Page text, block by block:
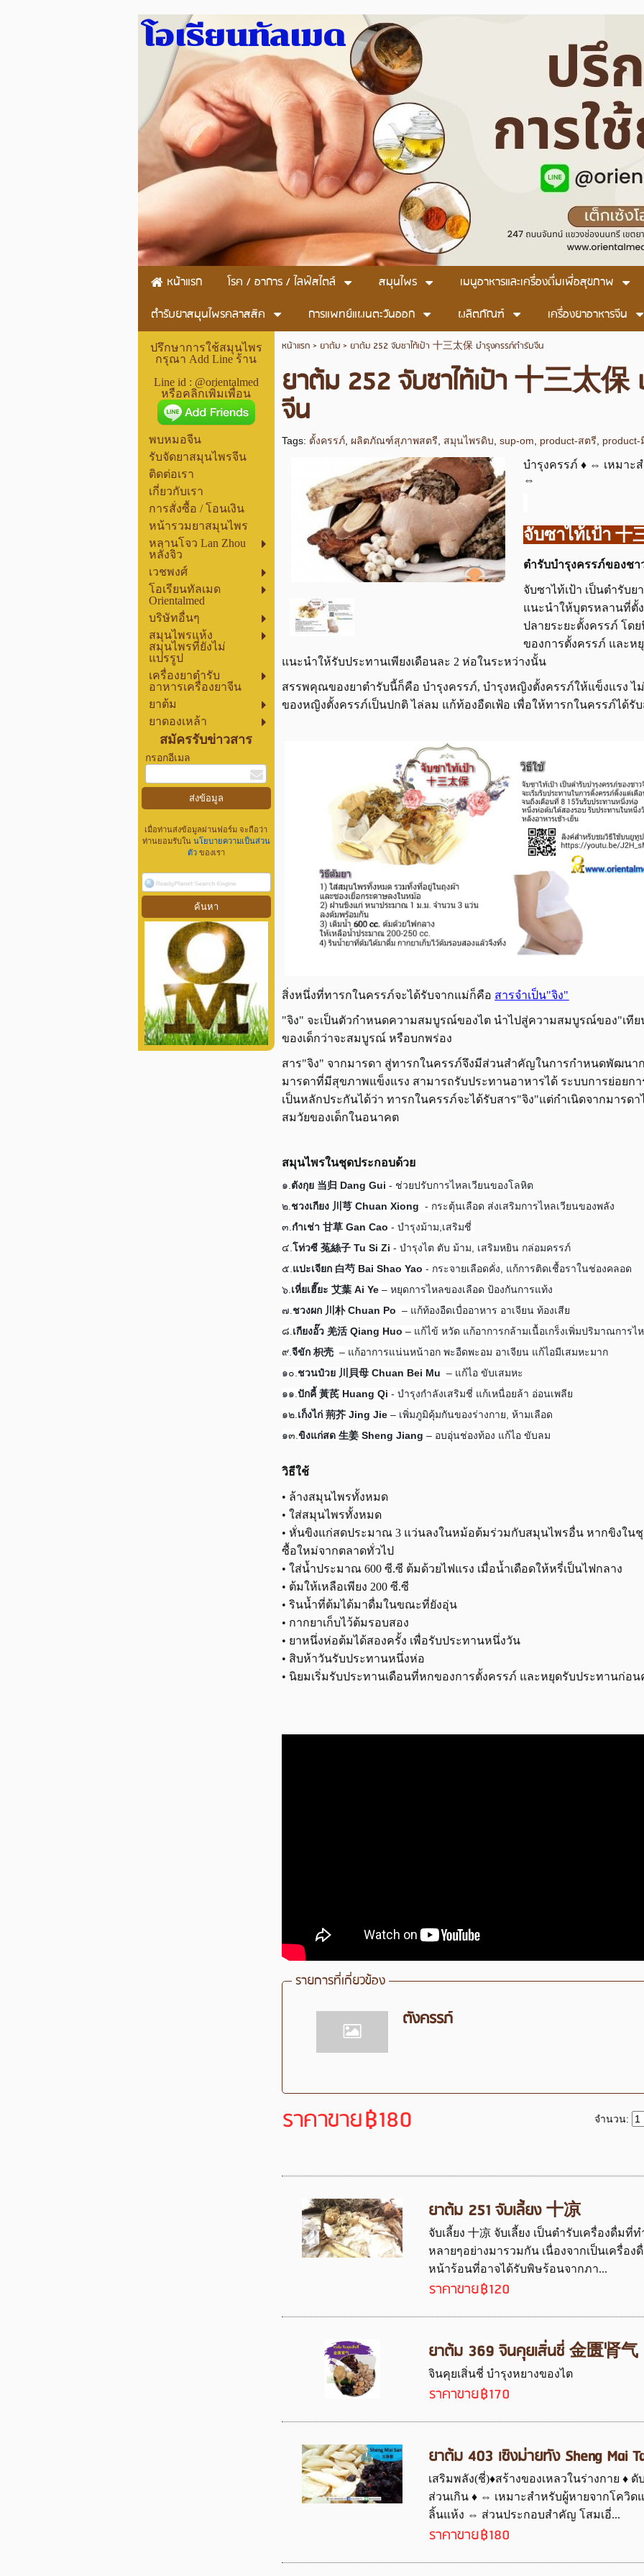
โอเรียนทัลเมด
หน้าแรก โรค / อาการ / ไลฟ์สไตล์ สมุนไพร เมนูอาหารและเครื่องดื่มเพื่อสุขภาพ
ตำรับยาสมุนไพรคลาสสิค
การแพทย์แผนตะวันออก ผลิตภัณฑ์ เครื่องยาอาหารจีน
ปรึกษาการใช้สมุนไพร
กรุณา Add Line ร้าน
Line id : @orientalmed
หรือคลิกเพิ่มเพื่อน
พบหมอจีน
รับจัดยาสมุนไพรจีน
ติดต่อเรา
เกี่ยวกับเรา
การสั่งซื้อ / โอนเงิน
หน้ารวมยาสมุนไพร
หลานโจว Lan Zhou
หลั่งจิว
เวชพงศ์
โอเรียนทัลเมด
Orientalmed
บริษัทอื่นๆ
สมุนไพรแห้ง
สมุนไพรที่ยังไม่
แปรรูป
เครื่องยาตำรับ
อาหารเครื่องยาจีน
ยาต้ม
ยาดองเหล้า
สมัครรับข่าวสาร
กรอกอีเมล
เมื่อท่านส่งข้อมูลผ่านฟอร์ม จะถือว่า
ท่านยอมรับในนโยบายความเป็นส่วน
ตัว ของเรา
หน้าแรก> ยาต้ม> ยาต้ม 252 จับซาไท้เป้า 十三太保 บำรุงครรภ์ตำรับจีน
ยาต้ม 252 จับซาไท้เป้า 十三太保
จีน
Tags: ตั้งครรภ์ ผลิตภัณฑ์สุภาพสตรี สมุนไพรดิบ ,sup-om product-สตรี
บำรุงครรภ์ ♦ ⇔ เหมาะ
⇔
จับซาไท้เป้า 十
ตำรับบำรุงครรภ์ของชา
จับซาไท้เป้า เป็นตำรับ
แนะนำให้บุตรหลานที่ตั้
ปลายระยะตั้งครรภ์ โด
ของการตั้งครรภ์ และห
แนะนำให้รับประทานเพียงเดือนละ 2 ห่อในระหว่างนั้น
สรรพคุณของยาตำรับนี้ก็คือ บำรุงครรภ์, บำรุงหญิงตั้งครรภ์ให้แข็งแรง ไ
ของหญิงตั้งครรภ์เป็นปกติ ไล่ลม แก้ท้องอืดเฟ้อ เพื่อให้ทารกในครรภ์ได้รับ
สิ่งหนึ่งที่ทารกในครรภ์จะได้รับจากแม่ก็คือ สารจำเป็น"จิง"
"จิง" จะเป็นตัวกำหนดความสมบูรณ์ของไต นำไปสู่ความสมบูรณ์ของ"เที
ของเด็กว่าจะสมบูรณ์ หรือบกพร่อง
สาร"จิง" จากมารดา สู่ทารกในครรภ์จึงมีส่วนสำคัญในการกำหนดพัฒนา
มารดาที่มีสุขภาพแข็งแรง สามารถรับประทานอาหารได้ ระบบการย่อยก
เป็นหลักประกันได้ว่า ทารกในครรภ์จะได้รับสาร"จิง"แต่กำเนิดจากมารด
สมวัยของเด็กในอนาคต
สมุนไพรในชุดประกอบด้วย
๑. ตังกุย 当归 Dang Gui - ช่วยปรับการไหลเวียนของโลหิต
๒. ชวงเกียง 川芎 Chuan Xiong - กระตุ้นเลือด ส่งเสริมการไหลเวียนของพลัง
๓. กำเช่า 甘草 Gan Cao - บำรุงม้าม,เสริมชี่
๔.โท่วซี 菟絲子 Tu Si Zi- บำรุงไต ตับ ม้าม, เสริมหยิน กล่อมครรภ์
๕. แปะเจียก 白芍 Bai Shao Yao - กระจายเลือดคั่ง, แก้การติดเชื้อราในช่องคลอด
๖. เหี่ยเฮี๊ยะ 艾葉 Ai Ye – หยุดการไหลของเลือด ป้องกันการแท้ง
๗. ชวงผก 川朴 Chuan Po – แก้ท้องอืดเบื่ออาหาร อาเจียน ท้องเสีย
๘. เกียงอั๊ว 羌活 Qiang Huo – แก้ไข้ หวัด แก้อาการกล้ามเนื้อเกร็งเพิ่มปริมาณการไ
๙.จีขัก 枳壳 – แก้อาการแน่นหน้าอก พะอืดพะอม อาเจียน แก้ไอมีเสมหะมาก
๑๐. ชวนป๋วย 川貝母 Chuan Bei Mu – แก้ไอ ขับเสมหะ
๑๑.ปักคี้ 黃芪 Huang Qi - บำรุงกำลังเสริมชี่ แก้เหนื่อยล้า อ่อนเพลีย
๑๒. เก็งไก่ 荊芥 Jing Jie – เพิ่มภูมิคุ้มกันของร่างกาย, ห้ามเลือด
๑๓.ขิงแก่สด 生姜 Sheng Jiang – อบอุ่นช่องท้อง แก้ไอ ขับลม
วิธีใช้
• ล้างสมุนไพรทั้งหมด
• ใส่สมุนไพรทั้งหมด
• หั่นขิงแก่สดประมาณ 3 แว่นลงในหม้อต้มร่วมกับสมุนไพรอื่น หากขิงในชุ
ซื้อใหม่จากตลาดทั่วไป
• ใส่น้ำประมาณ 600 ซี.ซี ต้มด้วยไฟแรง เมื่อน้ำเดือดให้หรี่เป็นไฟกลาง
• ต้มให้เหลือเพียง 200 ซี.ซี
• รินน้ำที่ต้มได้มาดื่มในขณะที่ยังอุ่น
• กากยาเก็บไว้ต้มรอบสอง
• ยาหนึ่งห่อต้มได้สองครั้ง เพื่อรับประทานหนึ่งวัน
• สิบห้าวันรับประทานหนึ่งห่อ
• นิยมเริ่มรับประทานเดือนที่หกของการตั้งครรภ์ และหยุดรับประทานก่อ
รายการที่เกี่ยวข้อง
ตั้งครรภ์
ราคาขาย฿180 จำนวน:
ยาต้ม 251 จับเลี้ยง 十凉
จับเลี้ยง 十凉 จับเลี้ยง เป็นตำรับเครื่องดื่ม
หลายๆอย่างมารวมกัน เนื่องจากเป็นเครื่อ
หน้าร้อนที่อาจได้รับพิษร้อนจากภา...
ราคาขาย฿120
ยาต้ม 369 จินคุยเสิ่นชี่ 金匮肾气
จินคุยเสิ่นชี่ บำรุงหยางของไต
ราคาขาย฿170
ยาต้ม 403 เซิงม่ายทัง Sheng Mai
เสริมพลัง(ชี่)♦สร้างของเหลวในร่างกาย ♦
ส่วนเกิน ♦ ⇔ เหมาะสำหรับผู้หายจากโควิด
ลิ้นแห้ง ⇔ ส่วนประกอบสำคัญ โสมเอี่...
ราคาขาย฿180